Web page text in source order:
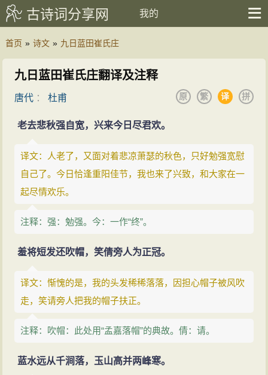
古诗词分享网 我的
首页 » 诗文 » 九日蓝田崔氏庄
九日蓝田崔氏庄翻译及注释
唐代 ：杜甫 拼
译
繁
原
老去悲秋强自宽，兴来今日尽君欢。
译文：人老了，又面对着悲凉萧瑟的秋色，只好勉强宽慰
自己了。今日恰逢重阳佳节，我也来了兴致，和大家在一
起尽情欢乐。
注释：强：勉强。今：一作“终”。
羞将短发还吹帽，笑倩旁人为正冠。
译文：惭愧的是，我的头发稀稀落落，因担心帽子被风吹
走，笑请旁人把我的帽子扶正。
注释：吹帽：此处用“孟嘉落帽”的典故。倩：请。
蓝水远从千涧落，玉山高并两峰寒。